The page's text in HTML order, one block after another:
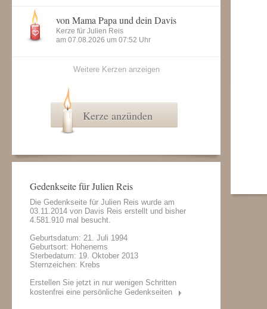
von Mama Papa und dein Davis
Kerze für Julien Reis
am 07.08.2026 um 07:52 Uhr
Weitere Kerzen anzeigen
Kerze anzünden
Gedenkseite für Julien Reis
Die Gedenkseite für Julien Reis wurde am
03.11.2014 von Davis Reis erstellt und bisher
4.581.910 mal besucht.
Geburtsdatum: 21. Juli 1994
Geburtsort: Hohenems
Sterbedatum: 19. Oktober 2013
Sternzeichen: Krebs
Erstellen Sie jetzt in nur wenigen Schritten
kostenfrei eine persönliche Gedenkseiten